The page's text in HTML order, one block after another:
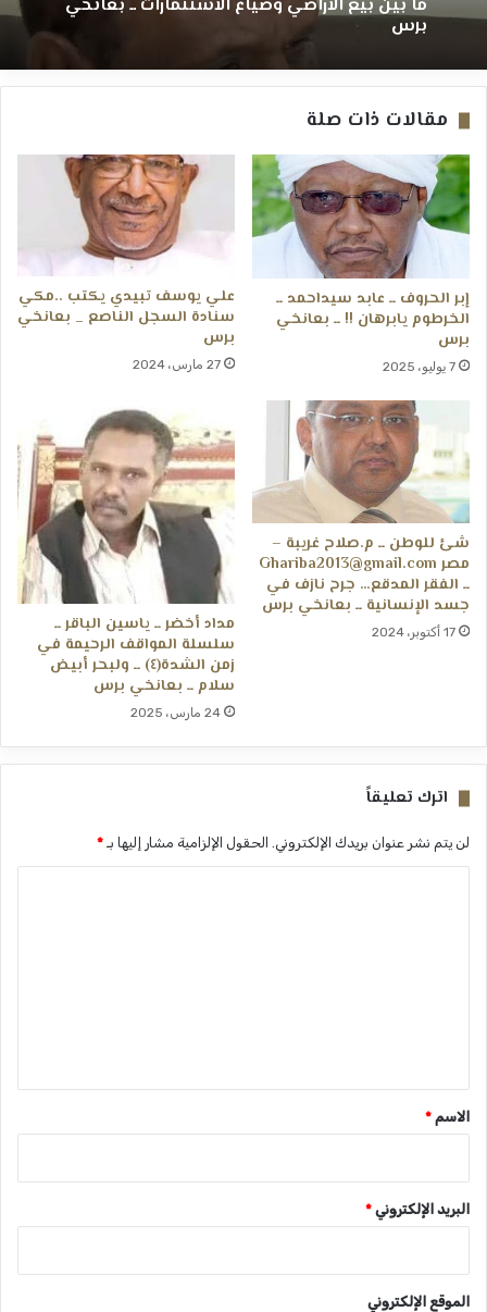
(خمة نفس) ــ عبدالوهاب السنجك ــ ولاية الجزيرة
ما بين بيع الأراضي وضياع الاستثمارات ــ بعانخي
برس
الشافعي طاشين يكتب .. البرهان في شارع
النيل (من ميدان الكرامة .. إلى شارع المواطن) ــ
بعانخي برس
مقالات ذات صلة
إبر الحروف ــ عابد سيداحمد ــ
الخرطوم يابرهان !! ــ بعانخي
برس
7 يوليو، 2025
علي يوسف تبيدي يكتب ..مكي
سنادة السجل الناصع _ بعانخي
برس
27 مارس، 2024
شئ للوطن ــ م.صلاح غريبة –
مصر Ghariba2013@gmail.com
ــ الفقر المدقع… جرح نازف في
جسد الإنسانية ــ بعانخي برس
17 أكتوبر، 2024
مداد أخضر ــ ياسين الباقر ــ
سلسلة المواقف الرحيمة في
زمن الشدة(٤) ــ ولبحر أبيض
سلام ــ بعانخي برس
24 مارس، 2025
اترك تعليقاً
لن يتم نشر عنوان بريدك الإلكتروني. الحقول الإلزامية مشار إليها بـ *
*الاسم *
البريد الإلكتروني *
الموقع الإلكتروني